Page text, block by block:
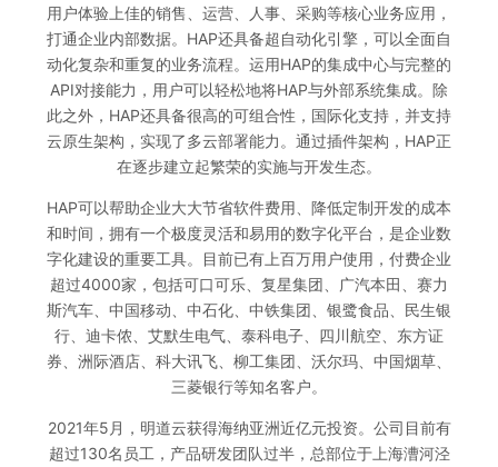
用户体验上佳的销售、运营、人事、采购等核心业务应用，
打通企业内部数据。HAP还具备超自动化引擎，可以全面自
动化复杂和重复的业务流程。运用HAP的集成中心与完整的
API对接能力，用户可以轻松地将HAP与外部系统集成。除
此之外，HAP还具备很高的可组合性，国际化支持，并支持
云原生架构，实现了多云部署能力。通过插件架构，HAP正
在逐步建立起繁荣的实施与开发生态。
HAP可以帮助企业大大节省软件费用、降低定制开发的成本
和时间，拥有一个极度灵活和易用的数字化平台，是企业数
字化建设的重要工具。目前已有上百万用户使用，付费企业
超过4000家，包括可口可乐、复星集团、广汽本田、赛力
斯汽车、中国移动、中石化、中铁集团、银鹭食品、民生银
行、迪卡侬、艾默生电气、泰科电子、四川航空、东方证
券、洲际酒店、科大讯飞、柳工集团、沃尔玛、中国烟草、
三菱银行等知名客户。
2021年5月，明道云获得海纳亚洲近亿元投资。公司目前有
超过130名员工，产品研发团队过半，总部位于上海漕河泾